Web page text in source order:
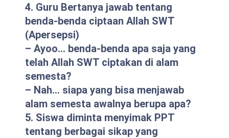
4. Guru Bertanya jawab tentang
benda-benda ciptaan Allah SWT
(Apersepsi)
– Ayoo… benda-benda apa saja yang
telah Allah SWT ciptakan di alam
semesta?
– Nah… siapa yang bisa menjawab
alam semesta awalnya berupa apa?
5. Siswa diminta menyimak PPT
tentang berbagai sikap yang